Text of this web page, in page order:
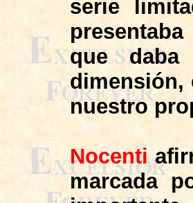
serie
que
dimensión,
nuestro
Nocenti
marcada